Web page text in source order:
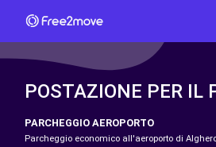
POSTAZIONE PER IL
PARCHEGGIO AEROPORTO
Parcheggio economico all'aeroporto di